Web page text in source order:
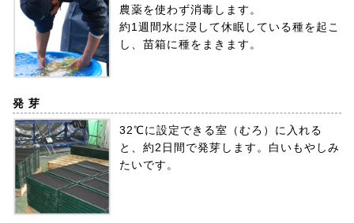
農薬を使わず消毒します。
約1週間水に浸して休眠している種を起こ
し、苗箱に種をまきます。
発 芽
32℃に設定できる室（むろ）に入れる
と、約2日間で発芽します。白いもやしみ
たいです。